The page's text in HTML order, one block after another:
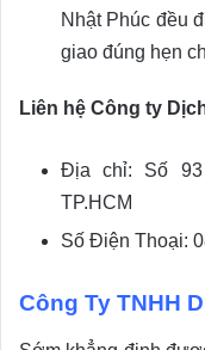
Nhật Phúc đều
giao đúng hẹn
Liên hệ Công ty
Địa chỉ: Số 93
TP.HCM
Số Điện Thoại:
Công Ty TNHH